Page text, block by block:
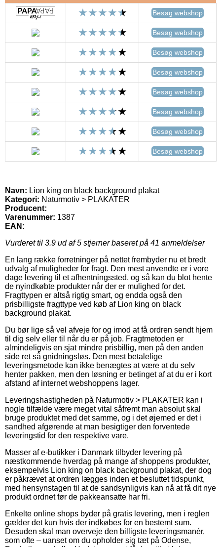
Besøg webshop
Besøg webshop
Besøg webshop
Besøg webshop
Besøg webshop
Besøg webshop
Besøg webshop
Besøg webshop
Navn: Lion king on black background plakat
Kategori: Naturmotiv > PLAKATER
Producent:
Varenummer: 1387
EAN:
Vurderet til 3.9 ud af 5 stjerner baseret på 41 anmeldelser
En lang række forretninger på nettet frembyder nu et bredt
udvalg af muligheder for fragt. Den mest anvendte er i vore
dage levering til et afhentningssted, og så kan du blot hente
de nyindkøbte produkter når der er mulighed for det.
Fragttypen er altså rigtig smart, og endda også den
prisbilligste fragttype ved køb af Lion king on black
background plakat.
Du bør lige så vel afveje for og imod at få ordren sendt hjem
til dig selv eller til når du er på job. Fragtmetoden er
almindeligvis en sjat mindre prisbillig, men på den anden
side ret så gnidningsløs. Den mest betalelige
leveringsmetode kan ikke benægtes at være at du selv
henter pakken, men den løsning er betinget af at du er i kort
afstand af internet webshoppens lager.
Leveringshastigheden på Naturmotiv > PLAKATER kan i
nogle tilfælde være meget vital såfremt man absolut skal
bruge produktet med det samme, og i det øjemed er det i
sandhed afgørende at man besigtiger den forventede
leveringstid for den respektive vare.
Masser af e-butikker i Danmark tilbyder levering på
næstkommende hverdag på mange af shoppens produkter,
eksempelvis Lion king on black background plakat, der dog
er påkrævet at ordren lægges inden et besluttet tidspunkt,
med hensynstagen til at de sandsynligvis kan nå at få dit nye
produkt ordnet før de pakkeansatte har fri.
Enkelte online shops byder på gratis levering, men i reglen
gælder det kun hvis der indkøbes for en bestemt sum.
Desuden skal man overveje den billigste leveringsmanér,
som ofte – uanset om du opholder sig tæt på Odense,